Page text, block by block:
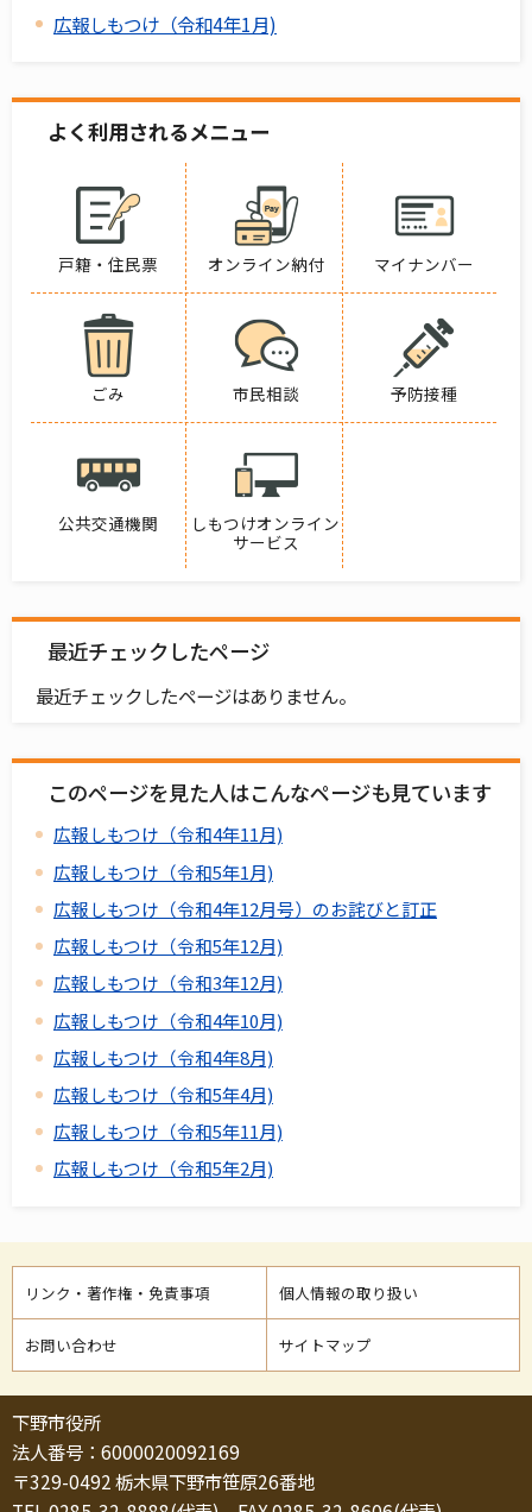
広報しもつけ（令和4年1月)
よく利用されるメニュー
戸籍・住民票 オンライン納付 マイナンバー
ごみ 市民相談 予防接種
公共交通機関
しもつけオンライン
サービス
最近チェックしたページ
最近チェックしたページはありません。
このページを見た人はこんなページも見ています
広報しもつけ（令和4年11月)
広報しもつけ（令和5年1月)
広報しもつけ（令和4年12月号）のお詫びと訂正
広報しもつけ（令和5年12月)
広報しもつけ（令和3年12月)
広報しもつけ（令和4年10月)
広報しもつけ（令和4年8月)
広報しもつけ（令和5年4月)
広報しもつけ（令和5年11月)
広報しもつけ（令和5年2月)
リンク・著作権・免責事項 個人情報の取り扱い
お問い合わせ サイトマップ
下野市役所
法人番号：6000020092169
〒329-0492 栃木県下野市笹原26番地